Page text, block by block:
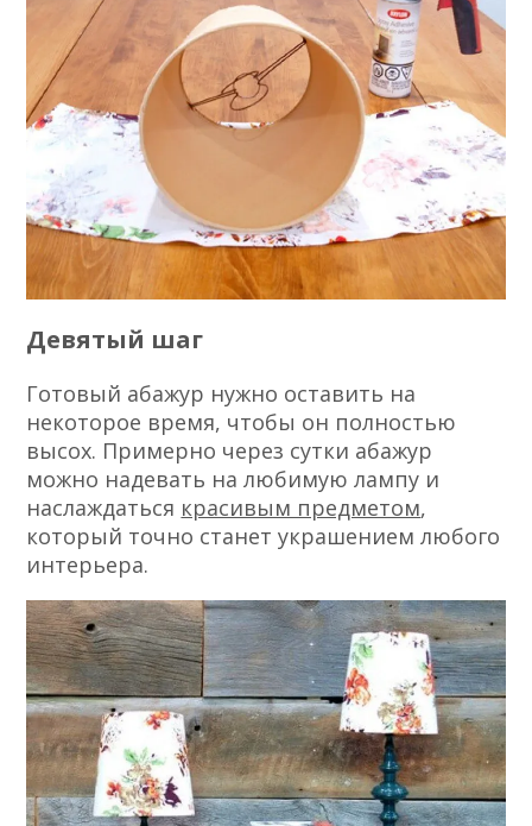
Девятый шаг
Готовый абажур нужно оставить на
некоторое время, чтобы он полностью
высох. Примерно через сутки абажур
можно надевать на любимую лампу и
наслаждаться красивым предметом,
который точно станет украшением любого
интерьера.